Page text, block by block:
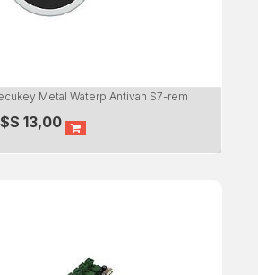
Metal Waterp Antivan S7-rem
13,00